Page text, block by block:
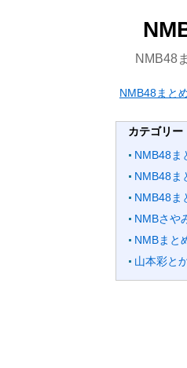
NMB48
NMB48まと
カテゴリー
NMB48ま
NMB48ま
NMB48ま
NMBさや
NMBまと
山本彩と